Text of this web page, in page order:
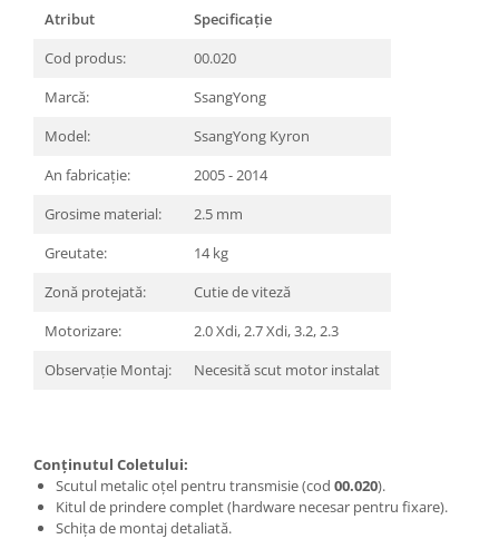
Atribut
Specificație
Cod produs:
00.020
Marcă:
SsangYong
Model:
SsangYong Kyron
An fabricație:
2005 - 2014
Grosime material:
2.5 mm
Greutate:
14 kg
Zonă protejată:
Cutie de viteză
Motorizare:
2.0 Xdi, 2.7 Xdi, 3.2, 2.3
Observație Montaj:
Necesită scut motor instalat
Conținutul Coletului:
Scutul metalic oțel pentru transmisie (cod 00.020).
Kitul de prindere complet (hardware necesar pentru fixare).
Schița de montaj detaliată.